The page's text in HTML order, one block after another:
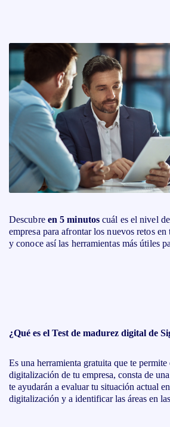
Descubre en 5 minutos cuál es el nivel
empresa para afrontar los nuevos retos
y conoce así las herramientas más útiles
¿Qué es el Test de madurez digital de
Es una herramienta gratuita que te
digitalización de tu empresa, consta de
te ayudarán a evaluar tu situación actual
digitalización y a identificar las áreas en